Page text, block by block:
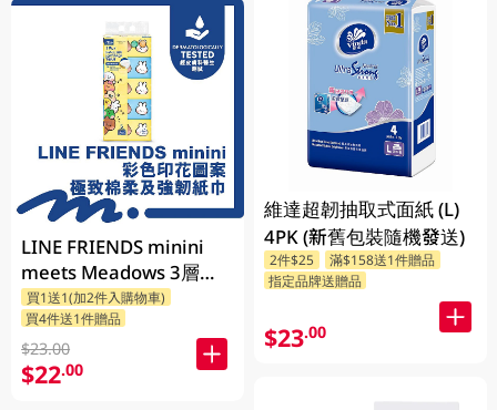
LINE FRIENDS minini
meets Meadows 3層印
花細碼袋裝面紙 110張 x
5包 (包裝隨機發送)
買1送1(加2件入購物車)
買4件送1件贈品
$23.00
$22.00
維達超韌抽取式面紙 (L)
4PK (新舊包裝隨機發送)
2件$25
滿$158送1件贈品
指定品牌送贈品
$23.00